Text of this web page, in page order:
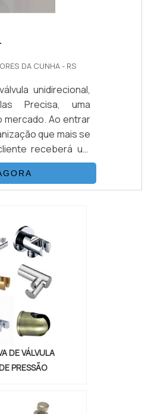
DA CUNHA - RS
unidirecional,
Precisa, uma
Ao entrar
que mais se
receberá um
sanar eventuais
produto a ser
é por válvula
Precisa o cliente
custo-benefício e
DE VÁLVULA
PRESSÃO